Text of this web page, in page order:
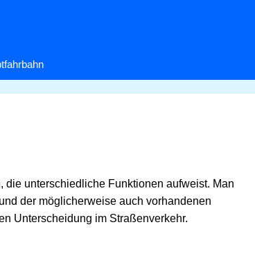
unterschiedliche Funktionen aufweist. Man
und der möglicherweise auch vorhandenen
Unterscheidung im Straßenverkehr.